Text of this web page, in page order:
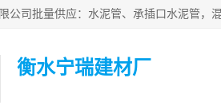
衡水宁瑞建材厂